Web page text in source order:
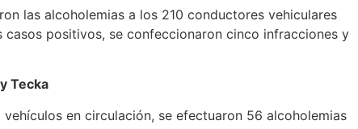
las alcoholemias a los 210 conductores vehiculares
positivos, se confeccionaron cinco infracciones y
Tecka
en circulación, se efectuaron 56 alcoholemias